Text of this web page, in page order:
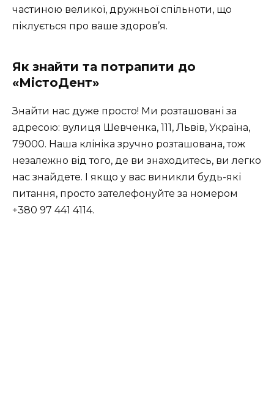
частиною великої, дружньої спільноти, що
піклується про ваше здоров’я.
Як знайти та потрапити до
«МістоДент»
Знайти нас дуже просто! Ми розташовані за
адресою: вулиця Шевченка, 111, Львів, Україна,
79000. Наша клініка зручно розташована, тож
незалежно від того, де ви знаходитесь, ви легко
нас знайдете. І якщо у вас виникли будь-які
питання, просто зателефонуйте за номером
+380 97 441 4114.